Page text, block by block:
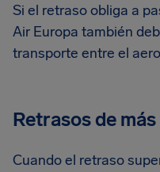
Si el retraso obliga a
Air Europa también
transporte entre el
Retrasos de
Cuando el retraso